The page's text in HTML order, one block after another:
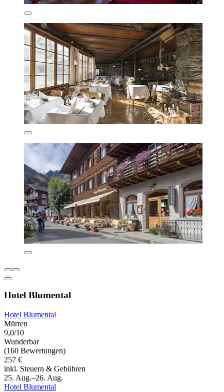
Hotel Blumental
Hotel Blumental
Mürren
9,0/10
Wunderbar
(160 Bewertungen)
257 €
inkl. Steuern & Gebühren
25. Aug.–26. Aug.
Hotel Blumental